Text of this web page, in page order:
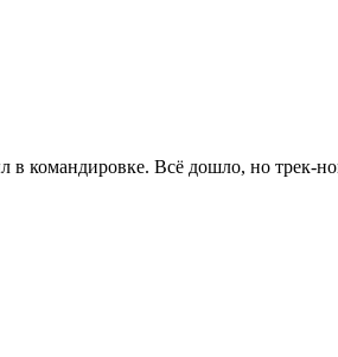
в командировке. Всё дошло, но трек-